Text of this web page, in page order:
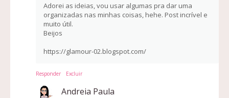
Adorei as ideias, vou usar algumas pra dar uma
organizadas nas minhas coisas, hehe. Post incrível e
muito útil.
Beijos
https://glamour-02.blogspot.com/
Responder Excluir
Andreia Paula